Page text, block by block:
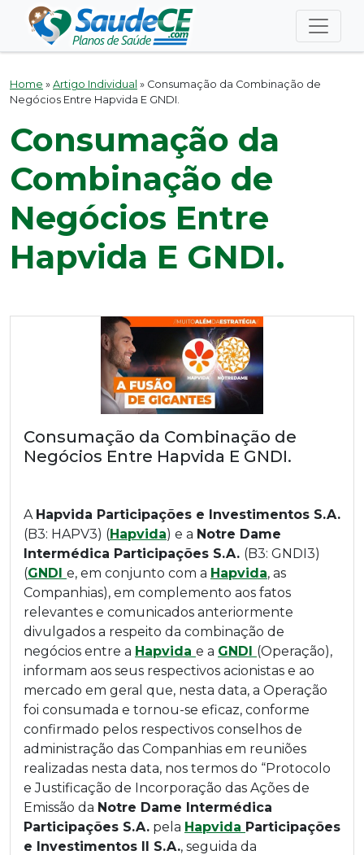
Home » Artigo Individual » Consumação da Combinação de
Negócios Entre Hapvida E GNDI.
Consumação da
Combinação de
Negócios Entre
Hapvida E GNDI.
Consumação da Combinação de
Negócios Entre Hapvida E GNDI.
A Hapvida Participações e Investimentos S.A.
(B3: HAPV3) (Hapvida) e a Notre Dame
Intermédica Participações S.A. (B3: GNDI3)
(GNDI e, em conjunto com a Hapvida, as
Companhias), em complemento aos fatos
relevantes e comunicados anteriormente
divulgados a respeito da combinação de
negócios entre a Hapvida e a GNDI (Operação),
informam aos seus respectivos acionistas e ao
mercado em geral que, nesta data, a Operação
foi consumada e tornou-se eficaz, conforme
confirmado pelos respectivos conselhos de
administração das Companhias em reuniões
realizadas nesta data, nos termos do “Protocolo
e Justificação de Incorporação das Ações de
Emissão da Notre Dame Intermédica
Participações S.A. pela Hapvida Participações
e Investimentos II S.A., seguida da